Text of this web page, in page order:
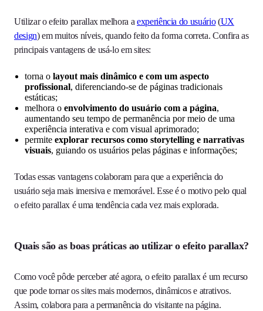
Utilizar o efeito parallax melhora a experiência do usuário(UX
design) em muitos níveis, quando feito da forma correta. Confira as
principais vantagens de usá-lo em sites:
torna o layout mais dinâmico e com um aspecto
profissional, diferenciando-se de páginas tradicionais
estáticas;
melhora o envolvimento do usuário com a página,
aumentando seu tempo de permanência por meio de uma
experiência interativa e com visual aprimorado;
permite explorar recursos como storytelling e narrativas
visuais, guiando os usuários pelas páginas e informações;
Todas essas vantagens colaboram para que a experiência do
usuário seja mais imersiva e memorável. Esse é o motivo pelo qual
o efeito parallax é uma tendência cada vez mais explorada.
Quais são as boas práticas ao utilizar o efeito parallax?
Como você pôde perceber até agora, o efeito parallax é um recurso
que pode tornar os sites mais modernos, dinâmicos e atrativos.
Assim, colabora para a permanência do visitante na página.